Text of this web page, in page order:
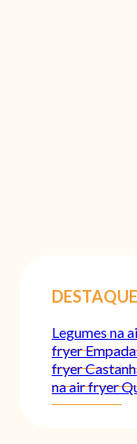
Legumes na
fryer
fryer
na air fryer